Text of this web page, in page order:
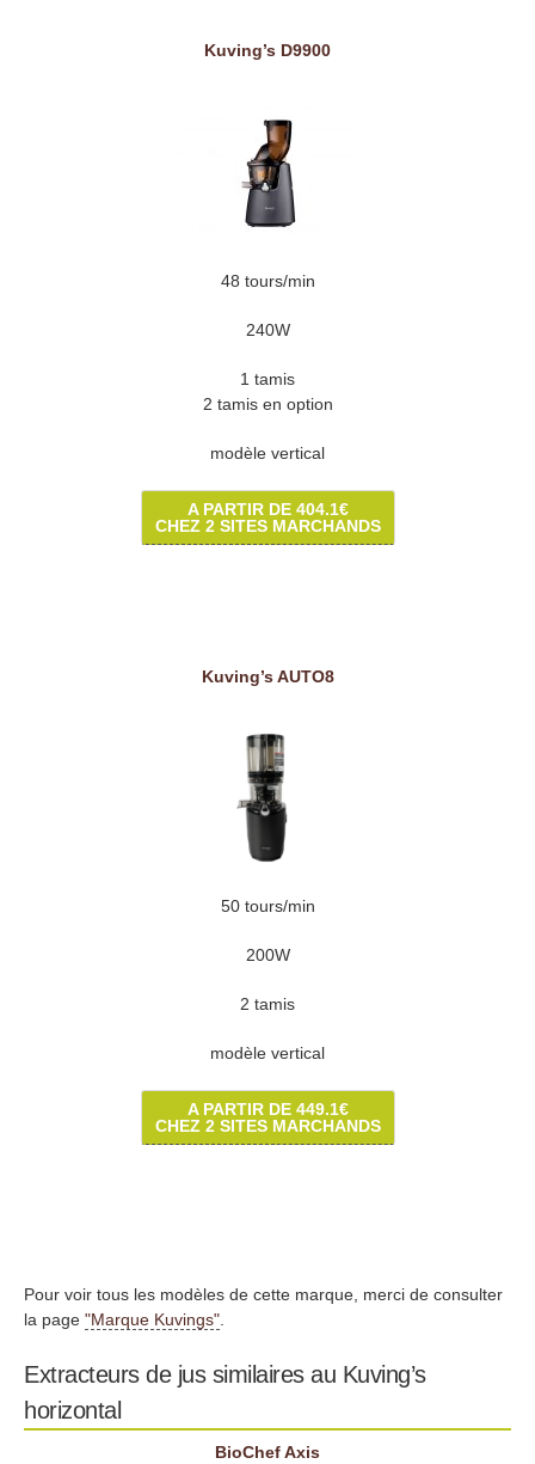
Kuving’s D9900
48 tours/min
240W
1 tamis
2 tamis en option
modèle vertical
A PARTIR DE 404.1€
CHEZ 2 SITES MARCHANDS
Kuving’s AUTO8
50 tours/min
200W
2 tamis
modèle vertical
A PARTIR DE 449.1€
CHEZ 2 SITES MARCHANDS
Pour voir tous les modèles de cette marque, merci de consulter
la page "Marque Kuvings"
Extracteurs de jus similaires au Kuving’s
horizontal
BioChef Axis